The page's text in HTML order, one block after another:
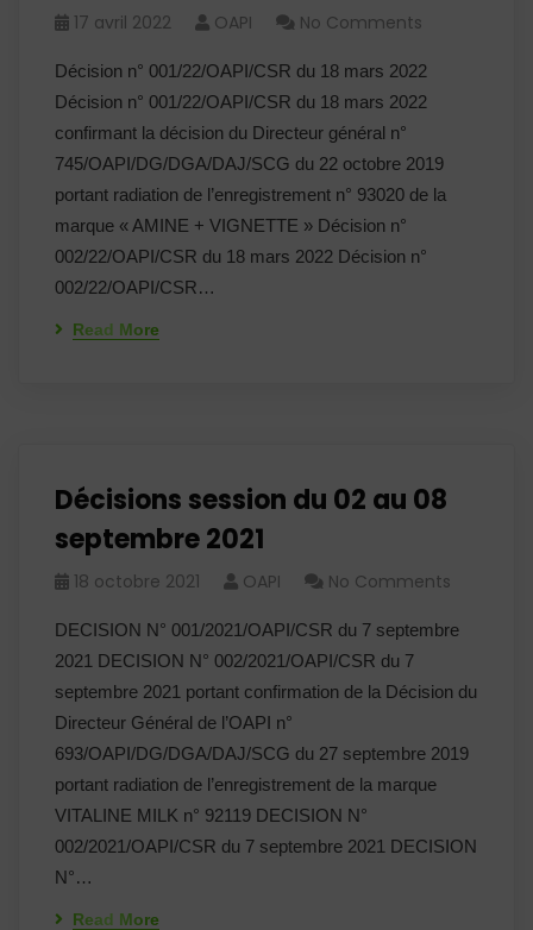
17 avril 2022 OAPI No Comments
Décision n° 001/22/OAPI/CSR du 18 mars 2022
Décision n° 001/22/OAPI/CSR du 18 mars 2022
confirmant la décision du Directeur général n°
745/OAPI/DG/DGA/DAJ/SCG du 22 octobre 2019
portant radiation de l’enregistrement n° 93020 de la
marque « AMINE + VIGNETTE » Décision n°
002/22/OAPI/CSR du 18 mars 2022 Décision n°
002/22/OAPI/CSR…
Read More
Décisions session du 02 au 08
septembre 2021
18 octobre 2021 OAPI No Comments
DECISION N° 001/2021/OAPI/CSR du 7 septembre
2021 DECISION N° 002/2021/OAPI/CSR du 7
septembre 2021 portant confirmation de la Décision du
Directeur Général de l’OAPI n°
693/OAPI/DG/DGA/DAJ/SCG du 27 septembre 2019
portant radiation de l’enregistrement de la marque
VITALINE MILK n° 92119 DECISION N°
002/2021/OAPI/CSR du 7 septembre 2021 DECISION
N°…
Read More